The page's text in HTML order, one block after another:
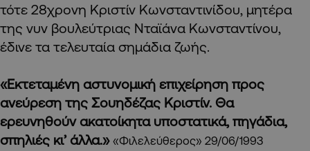
τότε 28χρονη Κριστίν Κωνσταντινίδου, μητέρα
της νυν βουλεύτριας Νταϊάνα Κωνσταντίνου,
έδινε τα τελευταία σημάδια ζωής.
«Εκτεταμένη αστυνομική επιχείρηση προς
ανεύρεση της Σουηδέζας Κριστίν. Θα
ερευνηθούν ακατοίκητα υποστατικά, πηγάδια,
σπηλιές κι’ άλλα.» «Φιλελεύθερος» 29/06/1993